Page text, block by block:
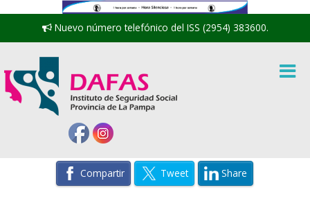
Nuevo número telefónico del ISS (2954) 383600.
Compartir Tweet Share